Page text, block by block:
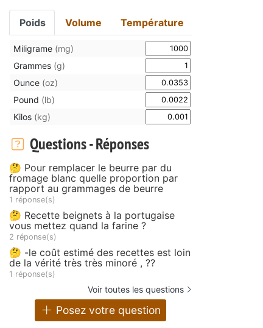
Poids Volume Température
Miligrame (mg)
Grammes (g)
Ounce (oz)
Pound (lb)
Kilos (kg)
Questions - Réponses
🤔 Pour remplacer le beurre par du
fromage blanc quelle proportion par
rapport au grammages de beurre
1 réponse(s)
🤔 Recette beignets à la portugaise
vous mettez quand la farine ?
2 réponse(s)
🤔 -le coût estimé des recettes est loin
de la vérité très très minoré , ??
1 réponse(s)
Voir toutes les questions
Posez votre question